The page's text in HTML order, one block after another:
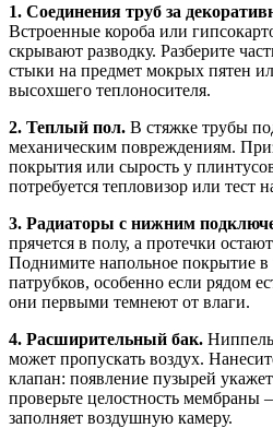
1. Соединения труб за
Встроенные короба или
скрывают разводку. Разберите
стыки на предмет мокрых пятен
высохшего теплоносителя.
2. Теплый пол. В стяжке трубы
механическим повреждениям.
покрытия или сырость у
потребуется тепловизор или тест
3. Радиаторы с нижним
прячется в полу, а протечки
Поднимите напольное покрытие
патрубков, особенно если рядом
они первыми темнеют от влаги.
4. Расширительный бак.
может пропускать воздух.
клапан: появление пузырей
проверьте целостность мембраны
заполняет воздушную камеру.